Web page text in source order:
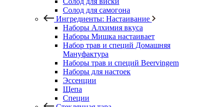
Солод для самогона
Ингредиенты: Настаивание
Наборы Алхимия вкуса
Наборы Мишка настаивает
Набор трав и специй Домашняя
Мануфактура
Наборы трав и специй Beervingem
Наборы для настоек
Эссенции
Щепа
Специи